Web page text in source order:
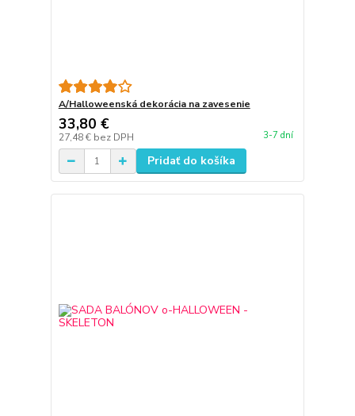
A/Halloweenská dekorácia na zavesenie
33,80 €
27,48 € bez DPH 3-7 dní
Pridať do košíka